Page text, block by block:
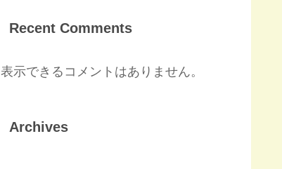
Recent Comments
表示できるコメントはありません。
Archives